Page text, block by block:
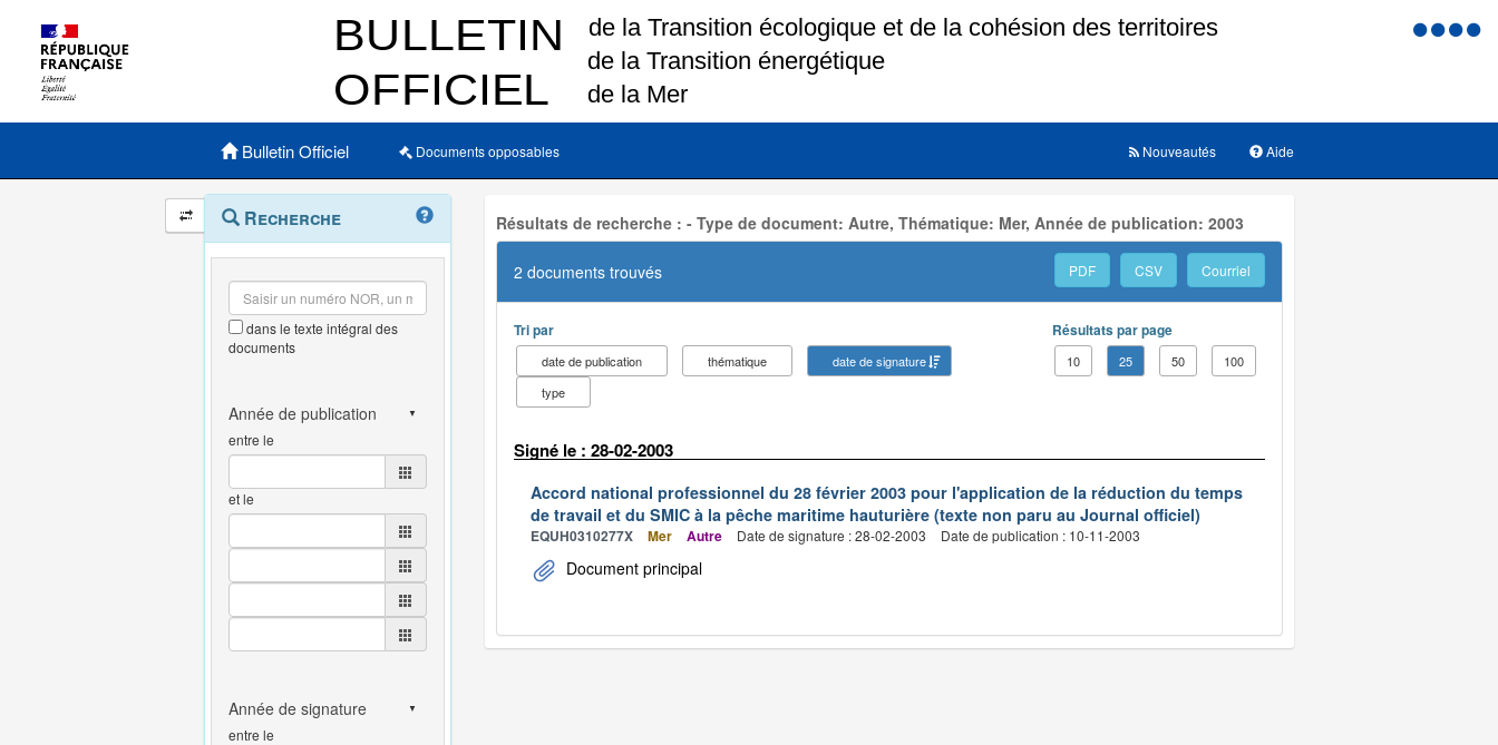
Menu
Menu principal
Bulletin Officiel Documents opposables Aide
Nouveautés
Navigation
et
outils
annexes
Menu
contextuel
Recherche
dans le texte intégral des
documents
entre le
et le
entre le
Résultats de recherche : - Type de document: Autre, Thématique: Mer, Année de publication: 2003
2 documents trouvés PDF CSV Courriel
Tri par
date de publication thématique
date de signature
type
Résultats par page
10 25 50 100
Signé le : 28-02-2003
Accord national professionnel du 28 février 2003 pour l'application de la réduction du temps
de travail et du SMIC à la pêche maritime hauturière (texte non paru au Journal officiel)
EQUH0310277X Mer Autre Date de signature : 28-02-2003 Date de publication : 10-11-2003
Document principal